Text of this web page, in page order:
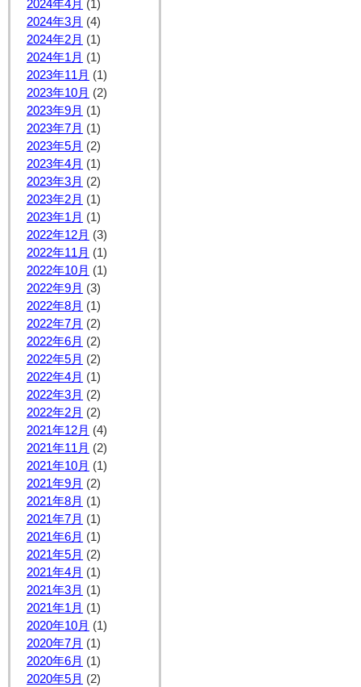
2024年4月 (1)
2024年3月 (4)
2024年2月 (1)
2024年1月 (1)
2023年11月 (1)
2023年10月 (2)
2023年9月 (1)
2023年7月 (1)
2023年5月 (2)
2023年4月 (1)
2023年3月 (2)
2023年2月 (1)
2023年1月 (1)
2022年12月 (3)
2022年11月 (1)
2022年10月 (1)
2022年9月 (3)
2022年8月 (1)
2022年7月 (2)
2022年6月 (2)
2022年5月 (2)
2022年4月 (1)
2022年3月 (2)
2022年2月 (2)
2021年12月 (4)
2021年11月 (2)
2021年10月 (1)
2021年9月 (2)
2021年8月 (1)
2021年7月 (1)
2021年6月 (1)
2021年5月 (2)
2021年4月 (1)
2021年3月 (1)
2021年1月 (1)
2020年10月 (1)
2020年7月 (1)
2020年6月 (1)
2020年5月 (2)